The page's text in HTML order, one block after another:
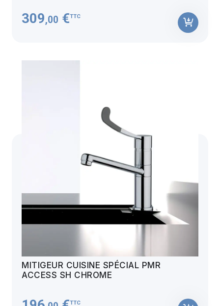
309,00 €TTC
MITIGEUR CUISINE SPÉCIAL PMR
ACCESS SH CHROME
TTC